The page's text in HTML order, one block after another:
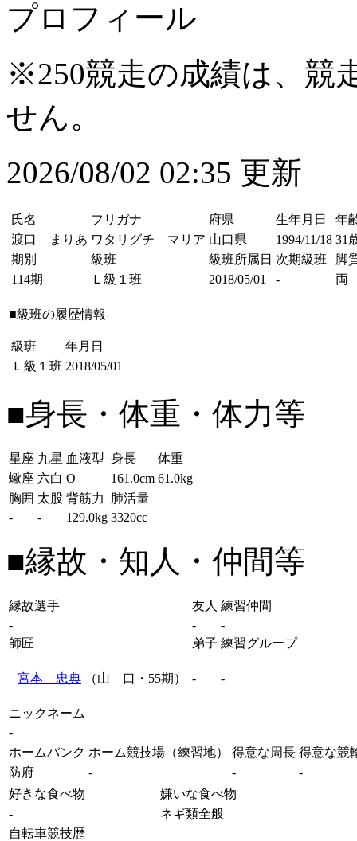
プロフィール
※250競走の成績は、競
せん。
2026/08/02 02:35 更新
氏名 フリガナ 府県 生年月日
年
渡口 まりあ ワタリグチ マリア 山口県 1994/11/18 31
期別
級班 級班所属日 次期級班
脚
114期
Ｌ級１班 2018/05/01 - 両
■級班の履歴情報
級班
年月日
Ｌ級１班 2018/05/01
■身長・体重・体力等
星座 九星 血液型 身長
体重
蠍座 六白 O 161.0cm 61.0kg
胸囲 太股 背筋力
肺活量
-
- 129.0kg 3320cc
■縁故・知人・仲間等
縁故選手 友人 練習仲間
-
-
-
師匠
弟子 練習グループ
宮本 忠典 （山 口・55期） - -
ニックネーム
-
ホームバンク ホーム競技場（練習地） 得意な周長 得意な競
防府
- -
-
好きな食べ物
嫌いな食べ物
-
ネギ類全般
自転車競技歴